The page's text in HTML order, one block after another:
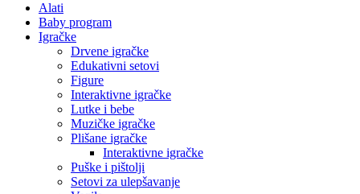
Alati
Baby program
Igračke
Drvene igračke
Edukativni setovi
Figure
Interaktivne igračke
Lutke i bebe
Muzičke igračke
Plišane igračke
Interaktivne igračke
Puške i pištolji
Setovi za ulepšavanje